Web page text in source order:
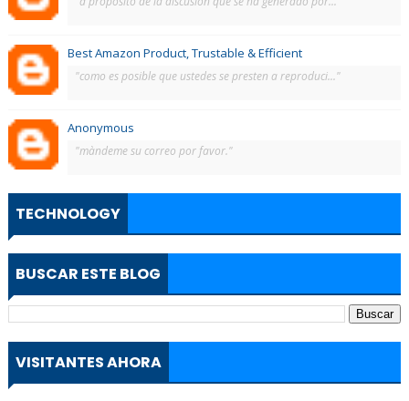
Best Amazon Product, Trustable & Efficient
"como es posible que ustedes se presten a reproduci..."
Anonymous
"màndeme su correo por favor."
TECHNOLOGY
BUSCAR ESTE BLOG
VISITANTES AHORA